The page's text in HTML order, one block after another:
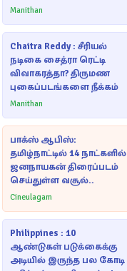
Manithan
Chaitra Reddy : சீரியல்
நடிகை சைத்ரா ரெட்டி
விவாகரத்தா? திருமண
புகைப்படங்களை நீக்கம்
Manithan
பாக்ஸ் ஆபிஸ்:
தமிழ்நாட்டில் 14 நாட்களில்
ஜனநாயகன் திரைப்படம்
செய்துள்ள வசூல்..
Cineulagam
Philippines : 10
ஆண்டுகள் படுக்கைக்கு
அடியில் இருந்த பல கோடி